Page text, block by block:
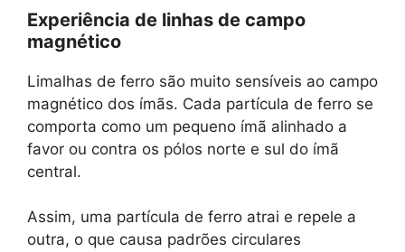
Experiência de linhas de campo
magnético
Limalhas de ferro são muito sensíveis ao campo
magnético dos ímãs. Cada partícula de ferro se
comporta como um pequeno ímã alinhado a
favor ou contra os pólos norte e sul do ímã
central.
Assim, uma partícula de ferro atrai e repele a
outra, o que causa padrões circulares